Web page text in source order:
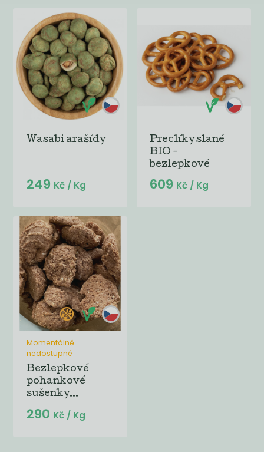
Wasabi arašídy
249 Kč / Kg
Preclíky slané
BIO -
bezlepkové
609 Kč / Kg
Momentálně
nedostupné
Bezlepkové
pohankové
sušenky...
290 Kč / Kg